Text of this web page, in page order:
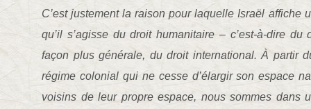
C’est justement la raison pour laquelle Israël affiche
qu’il s’agisse du droit humanitaire – c’est-à-dire
façon plus générale, du droit international. À partir
régime colonial qui ne cesse d’élargir son espace
voisins de leur propre espace, nous sommes dans